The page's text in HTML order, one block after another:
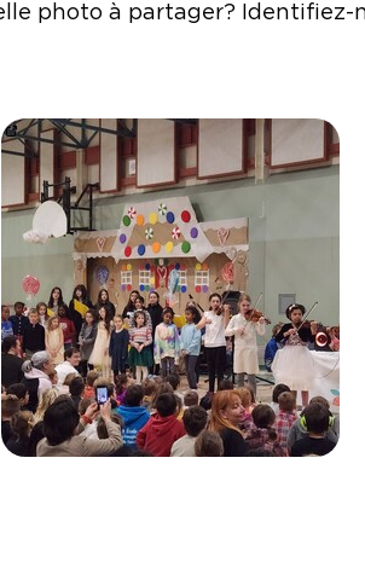
photo à partager?
https://www.facebook.com/share/p/